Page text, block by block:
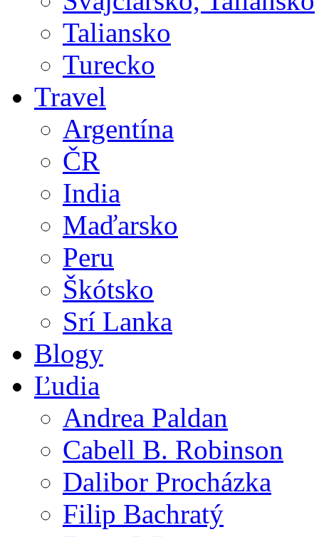
Taliansko
Turecko
Travel
Argentína
ČR
India
Maďarsko
Peru
Škótsko
Srí Lanka
Blogy
Ľudia
Andrea Paldan
Cabell B. Robinson
Dalibor Procházka
Filip Bachratý